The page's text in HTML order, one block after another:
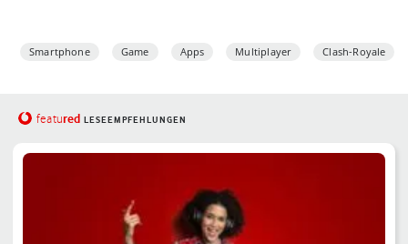
Smartphone Game Apps Multiplayer Clash-Royale
featured LESEEMPFEHLUNGEN